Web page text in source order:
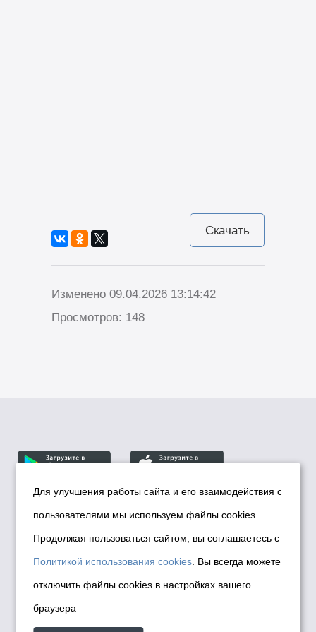
Скачать
Изменено 09.04.2026 13:14:42
Просмотров: 148
© Департамент информационной политики мэрии
города Новосибирска, 2026
Политика использования Cookies
Политика по обработке персональных
данных в информационных системах
мэрии города Новосибирска
Для улучшения работы сайта и его взаимодействия с
пользователями мы используем файлы cookies.
Продолжая пользоваться сайтом, вы соглашаетесь с
Политикой использования cookies . Вы всегда можете
отключить файлы cookies в настройках вашего
браузера